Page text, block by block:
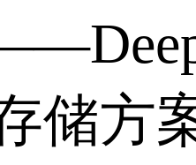
——
储方